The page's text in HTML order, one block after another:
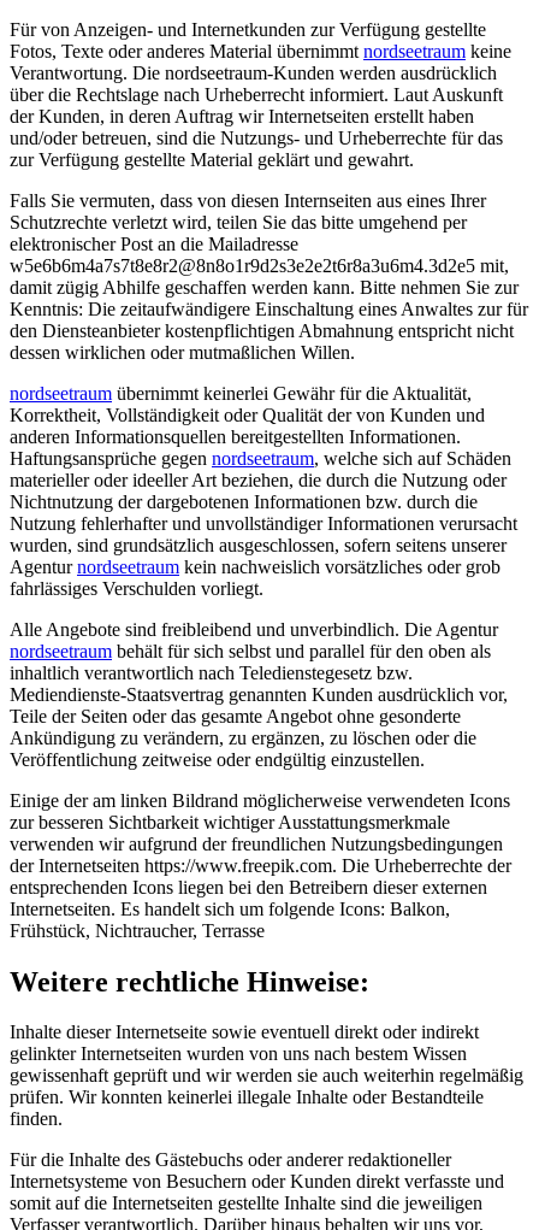
Für von Anzeigen- und Internetkunden zur Verfügung gestellte
Fotos, Texte oder anderes Material übernimmt nordseetraum keine
Verantwortung. Die nordseetraum-Kunden werden ausdrücklich
über die Rechtslage nach Urheberrecht informiert. Laut Auskunft
der Kunden, in deren Auftrag wir Internetseiten erstellt haben
und/oder betreuen, sind die Nutzungs- und Urheberrechte für das
zur Verfügung gestellte Material geklärt und gewahrt.
Falls Sie vermuten, dass von diesen Internseiten aus eines Ihrer
Schutzrechte verletzt wird, teilen Sie das bitte umgehend per
elektronischer Post an die Mailadresse
w5e6b6m4a7s7t8e8r2@8n8o1r9d2s3e2e2t6r8a3u6m4.3d2e5 mit,
damit zügig Abhilfe geschaffen werden kann. Bitte nehmen Sie zur
Kenntnis: Die zeitaufwändigere Einschaltung eines Anwaltes zur für
den Diensteanbieter kostenpflichtigen Abmahnung entspricht nicht
dessen wirklichen oder mutmaßlichen Willen.
nordseetraum übernimmt keinerlei Gewähr für die Aktualität,
Korrektheit, Vollständigkeit oder Qualität der von Kunden und
anderen Informationsquellen bereitgestellten Informationen.
Haftungsansprüche gegen nordseetraum, welche sich auf Schäden
materieller oder ideeller Art beziehen, die durch die Nutzung oder
Nichtnutzung der dargebotenen Informationen bzw. durch die
Nutzung fehlerhafter und unvollständiger Informationen verursacht
wurden, sind grundsätzlich ausgeschlossen, sofern seitens unserer
Agenturnordseetraum kein nachweislich vorsätzliches oder grob
fahrlässiges Verschulden vorliegt.
Alle Angebote sind freibleibend und unverbindlich. Die Agentur
nordseetraum behält für sich selbst und parallel für den oben als
inhaltlich verantwortlich nach Teledienstegesetz bzw.
Mediendienste-Staatsvertrag genannten Kunden ausdrücklich vor,
Teile der Seiten oder das gesamte Angebot ohne gesonderte
Ankündigung zu verändern, zu ergänzen, zu löschen oder die
Veröffentlichung zeitweise oder endgültig einzustellen.
Einige der am linken Bildrand möglicherweise verwendeten Icons
zur besseren Sichtbarkeit wichtiger Ausstattungsmerkmale
verwenden wir aufgrund der freundlichen Nutzungsbedingungen
der Internetseiten https://www.freepik.com. Die Urheberrechte der
entsprechenden Icons liegen bei den Betreibern dieser externen
Internetseiten. Es handelt sich um folgende Icons: Balkon,
Frühstück, Nichtraucher, Terrasse
Weitere rechtliche Hinweise:
Inhalte dieser Internetseite sowie eventuell direkt oder indirekt
gelinkter Internetseiten wurden von uns nach bestem Wissen
gewissenhaft geprüft und wir werden sie auch weiterhin regelmäßig
prüfen. Wir konnten keinerlei illegale Inhalte oder Bestandteile
finden.
Für die Inhalte des Gästebuchs oder anderer redaktioneller
Internetsysteme von Besuchern oder Kunden direkt verfasste und
somit auf die Internetseiten gestellte Inhalte sind die jeweiligen
Verfasser verantwortlich. Darüber hinaus behalten wir uns vor,